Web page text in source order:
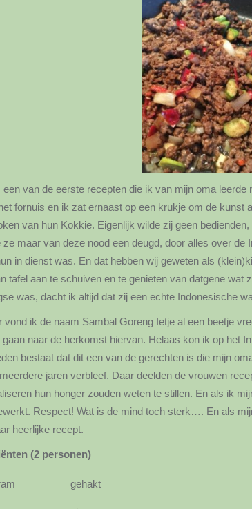
een van de eerste recepten die ik van mijn oma
fornuis en ik zat ernaast op een krukje om de kunst
van hun Kokkie. Eigenlijk wilde zij geen
ze maar van deze nood een deugd, door alles over
in dienst was. En dat hebben wij geweten als
tafel aan te schuiven en te genieten van datgene wat
was, dacht ik altijd dat zij een echte Indonesische
vond ik de naam Sambal Goreng Ietje al een beetje
gaan naar de herkomst hiervan. Helaas kon ik op het
bestaat dat dit een van de gerechten is die mijn
jaren verbleef. Daar deelden de vrouwen
hun honger zouden weten te stillen. En als ik
Respect! Wat is de mind toch sterk…. En als
heerlijke recept.
(2 personen)
gehakt